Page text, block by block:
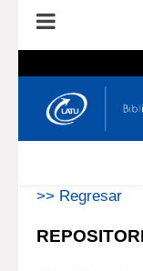
>> Regresar